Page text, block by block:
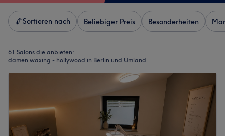
Sortieren nach Beliebiger Preis Besonderheiten
61 Salons die anbieten:
damen waxing - hollywood in Berlin und Umland